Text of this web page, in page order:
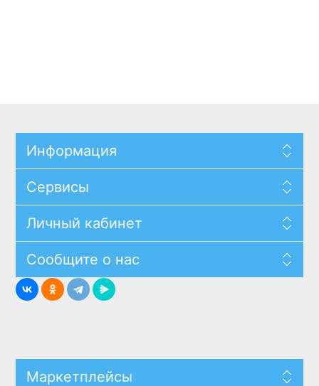
Информация
Сервисы
Личный кабинет
Сообщите о нас
Маркетплейсы